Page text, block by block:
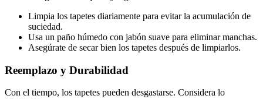
Limpia los tapetes diariamente para evitar la acumulación de
suciedad.
Usa un paño húmedo con jabón suave para eliminar manchas.
Asegúrate de secar bien los tapetes después de limpiarlos.
Reemplazo y Durabilidad
Con el tiempo, los tapetes pueden desgastarse. Considera lo